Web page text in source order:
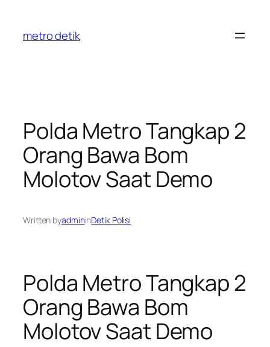
content
metro detik
Polda Metro Tangkap 2
Orang Bawa Bom
Molotov Saat Demo
Written byadmininDetik Polisi
Polda Metro Tangkap 2
Orang Bawa Bom
Molotov Saat Demo